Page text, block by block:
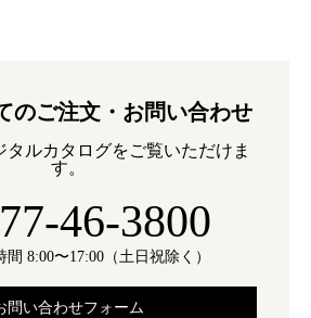
のご注文・お問い合わせ
タルカタログをご覧いただけま
す。
46-3800
間 8:00〜17:00（土日祝除く）
問い合わせフォーム